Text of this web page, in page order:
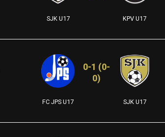
SJK U17 KPV U17
FC JPS U17
0-1 (0-
0)
SJK U17